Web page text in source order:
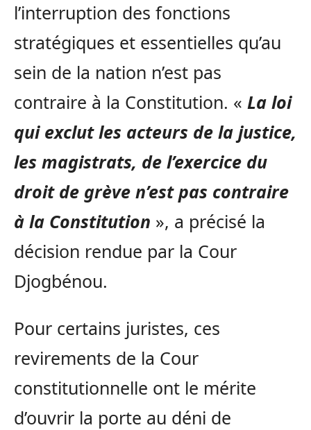
l’interruption des fonctions
stratégiques et essentielles qu’au
sein de la nation n’est pas
contraire à la Constitution. « La loi
qui exclut les acteurs de la justice,
les magistrats, de l’exercice du
droit de grève n’est pas contraire
à la Constitution », a précisé la
décision rendue par la Cour
Djogbénou.
Pour certains juristes, ces
revirements de la Cour
constitutionnelle ont le mérite
d’ouvrir la porte au déni de